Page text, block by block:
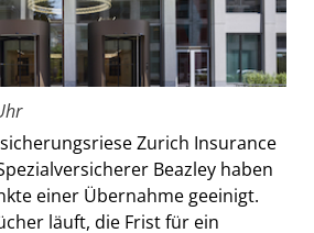
Zurich Insurance
Beazley haben
einer Übernahme geeinigt.
läuft, die Frist für ein